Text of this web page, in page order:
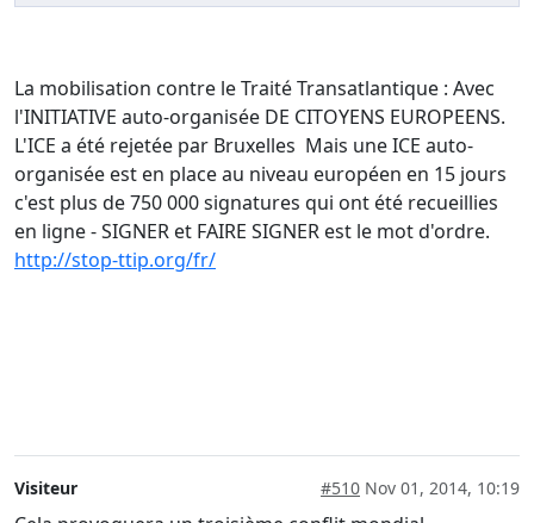
La mobilisation contre le Traité Transatlantique : Avec
l'INITIATIVE auto-organisée DE CITOYENS EUROPEENS.
L'ICE a été rejetée par Bruxelles Mais une ICE auto-
organisée est en place au niveau européen en 15 jours
c'est plus de 750 000 signatures qui ont été recueillies
en ligne - SIGNER et FAIRE SIGNER est le mot d'ordre.
http://stop-ttip.org/fr/
Visiteur #510 Nov 01, 2014, 10:19